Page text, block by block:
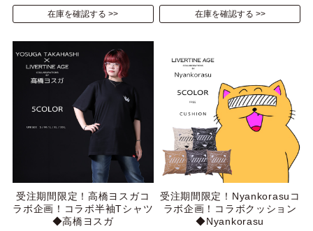
在庫を確認する 在庫を確認する
受注期間限定！高橋ヨスガコ
ラボ企画！コラボ半袖Tシャツ
◆高橋ヨスガ
受注期間限定！Nyankorasuコ
ラボ企画！コラボクッション
◆Nyankorasu